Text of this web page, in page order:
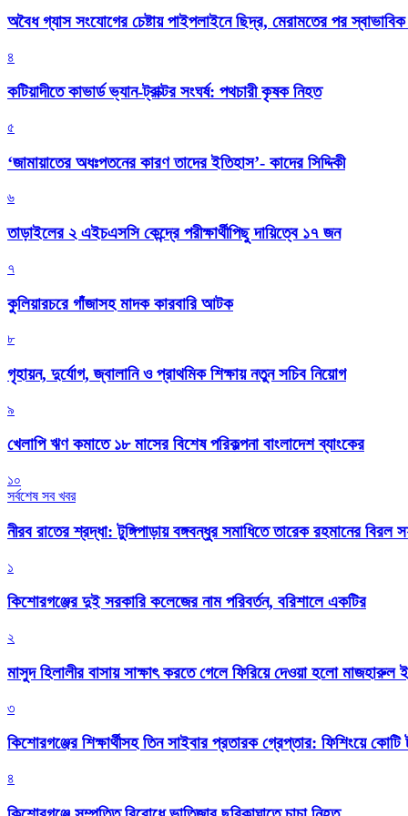
অবৈধ গ্যাস সংযোগের চেষ্টায় পাইপলাইনে ছিদ্র, মেরামতের পর
৪
কটিয়াদীতে কাভার্ড ভ্যান-ট্রাক্টর সংঘর্ষ: পথচারী কৃষক নিহত
৫
‘জামায়াতের অধঃপতনের কারণ তাদের ইতিহাস’- কাদের সিদ্দিকী
৬
তাড়াইলের ২ এইচএসসি কেন্দ্রে পরীক্ষার্থীপিছু দায়িত্বে ১৭ জন
৭
কুলিয়ারচরে গাঁজাসহ মাদক কারবারি আটক
৮
গৃহায়ন, দুর্যোগ, জ্বালানি ও প্রাথমিক শিক্ষায় নতুন সচিব নিয়োগ
৯
খেলাপি ঋণ কমাতে ১৮ মাসের বিশেষ পরিকল্পনা বাংলাদেশ ব্যাংকের
১০
সর্বশেষ সব খবর
নীরব রাতের শ্রদ্ধা: টুঙ্গিপাড়ায় বঙ্গবন্ধুর সমাধিতে তারেক রহমানের বিরল
১
কিশোরগঞ্জের দুই সরকারি কলেজের নাম পরিবর্তন, বরিশালে একটির
২
মাসুদ হিলালীর বাসায় সাক্ষাৎ করতে গেলে ফিরিয়ে দেওয়া হলো মাজহারুল
৩
কিশোরগঞ্জের শিক্ষার্থীসহ তিন সাইবার প্রতারক গ্রেপ্তার: ফিশিংয়ে
৪